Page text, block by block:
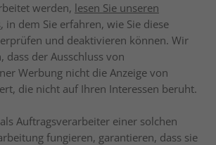
werden, lesen Sie unseren
, in dem Sie erfahren, wie Sie diese
und deaktivieren können. Wir
dass der Ausschluss von
Werbung nicht die Anzeige von
die nicht auf Ihren Interessen beruht.
Auftragsverarbeiter einer solchen
fungieren, garantieren, dass sie